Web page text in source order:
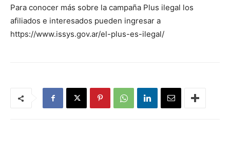
Para conocer más sobre la campaña Plus ilegal los
afiliados e interesados pueden ingresar a
https://www.issys.gov.ar/el-plus-es-ilegal/